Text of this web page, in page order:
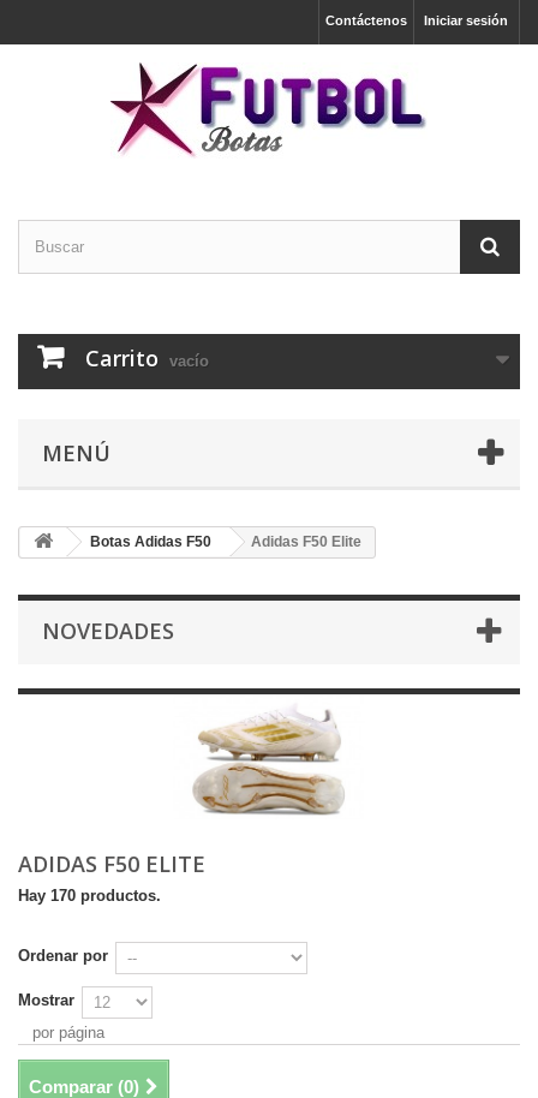
Iniciar sesión
Contáctenos
Carrito vacío
MENÚ
Botas Adidas F50 Adidas F50 Elite
NOVEDADES
ADIDAS F50 ELITE
Hay 170 productos.
Ordenar por
Mostrar
por página
Comparar (0)